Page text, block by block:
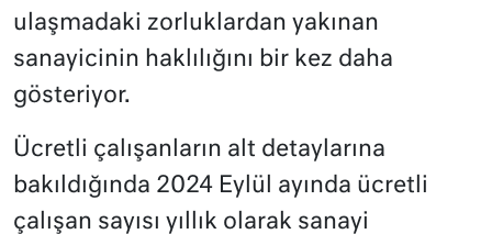
ulaşmadaki zorluklardan yakınan
sanayicinin haklılığını bir kez daha
gösteriyor.
Ücretli çalışanların alt detaylarına
bakıldığında 2024 Eylül ayında ücretli
çalışan sayısı yıllık olarak sanayi